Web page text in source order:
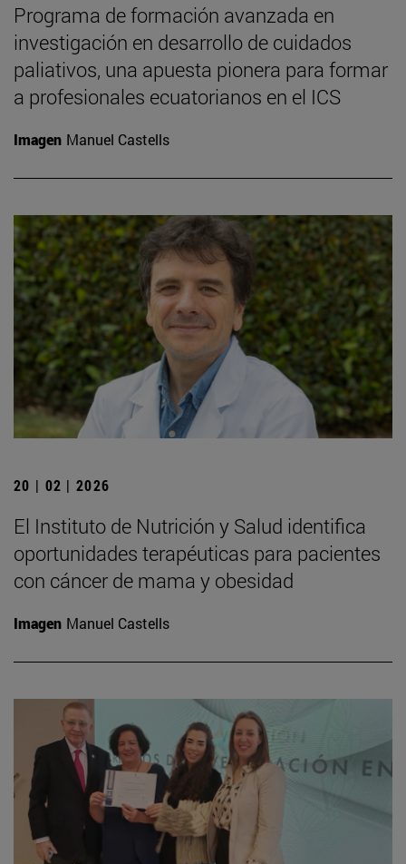
Programa de formación avanzada en
investigación en desarrollo de cuidados
paliativos, una apuesta pionera para formar
a profesionales ecuatorianos en el ICS
Imagen Manuel Castells
20 | 02 | 2026
El Instituto de Nutrición y Salud identifica
oportunidades terapéuticas para pacientes
con cáncer de mama y obesidad
Imagen Manuel Castells